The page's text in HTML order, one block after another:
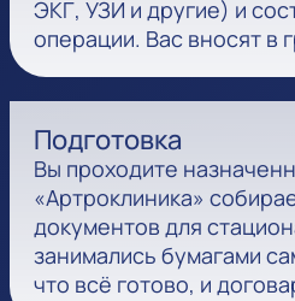
ЭКГ, УЗИ и другие) и
операции. Вас вносят в
Подготовка
Вы проходите
«Артроклиника»
документов для
занимались бумагами
что всё готово, и